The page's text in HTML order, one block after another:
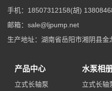
手机：18507312158(胡)
邮箱：sale@ljpump.net
生产地址：湖南省岳阳市湘阴县金
产品中心
立式长轴泵
水泵相
立式长轴